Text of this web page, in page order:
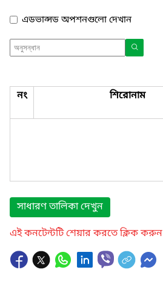
এডভান্সড অপশনগুলো দেখান
নং শিরোনাম
সাধারণ তালিকা দেখুন
এই কনটেন্টটি শেয়ার করতে ক্লিক করুন